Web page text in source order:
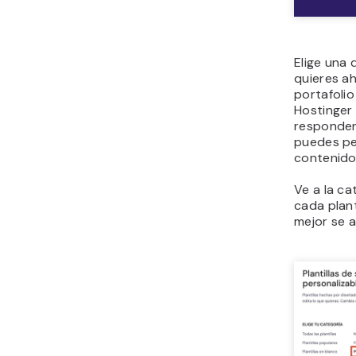
Elige una
quieres
portafolio
puedes
Ve a la
cada
mejor se